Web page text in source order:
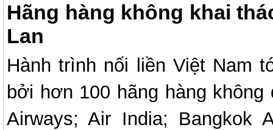
Hãng hàng không khai
Lan
Hành trình nối liền Việt Nam
bởi hơn 100 hãng hàng
Airways; Air India; Bangkok